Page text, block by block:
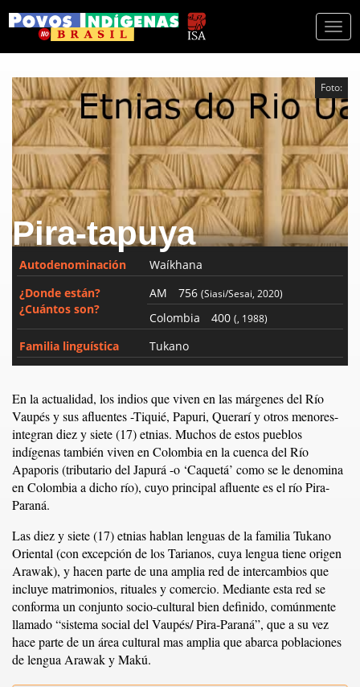
Foto:
Pira-tapuya
Autodenominación
Waíkhana
¿Donde están?
¿Cuántos son?
AM 756(Siasi/Sesai, 2020)
Colombia 400(, 1988)
Familia linguística Tukano
En la actualidad, los indios que viven en las márgenes del Río
Vaupés y sus afluentes -Tiquié, Papuri, Querarí y otros menores-
integran diez y siete (17) etnias. Muchos de estos pueblos
indígenas también viven en Colombia en la cuenca del Río
Apaporis (tributario del Japurá -o ‘Caquetá’ como se le denomina
en Colombia a dicho río), cuyo principal afluente es el río Pira-
Paraná.
Las diez y siete (17) etnias hablan lenguas de la familia Tukano
Oriental (con excepción de los Tarianos, cuya lengua tiene origen
Arawak), y hacen parte de una amplia red de intercambios que
incluye matrimonios, rituales y comercio. Mediante esta red se
conforma un conjunto socio-cultural bien definido, comúnmente
llamado “sistema social del Vaupés/ Pira-Paraná”, que a su vez
hace parte de un área cultural mas amplia que abarca poblaciones
de lengua Arawak y Makú.